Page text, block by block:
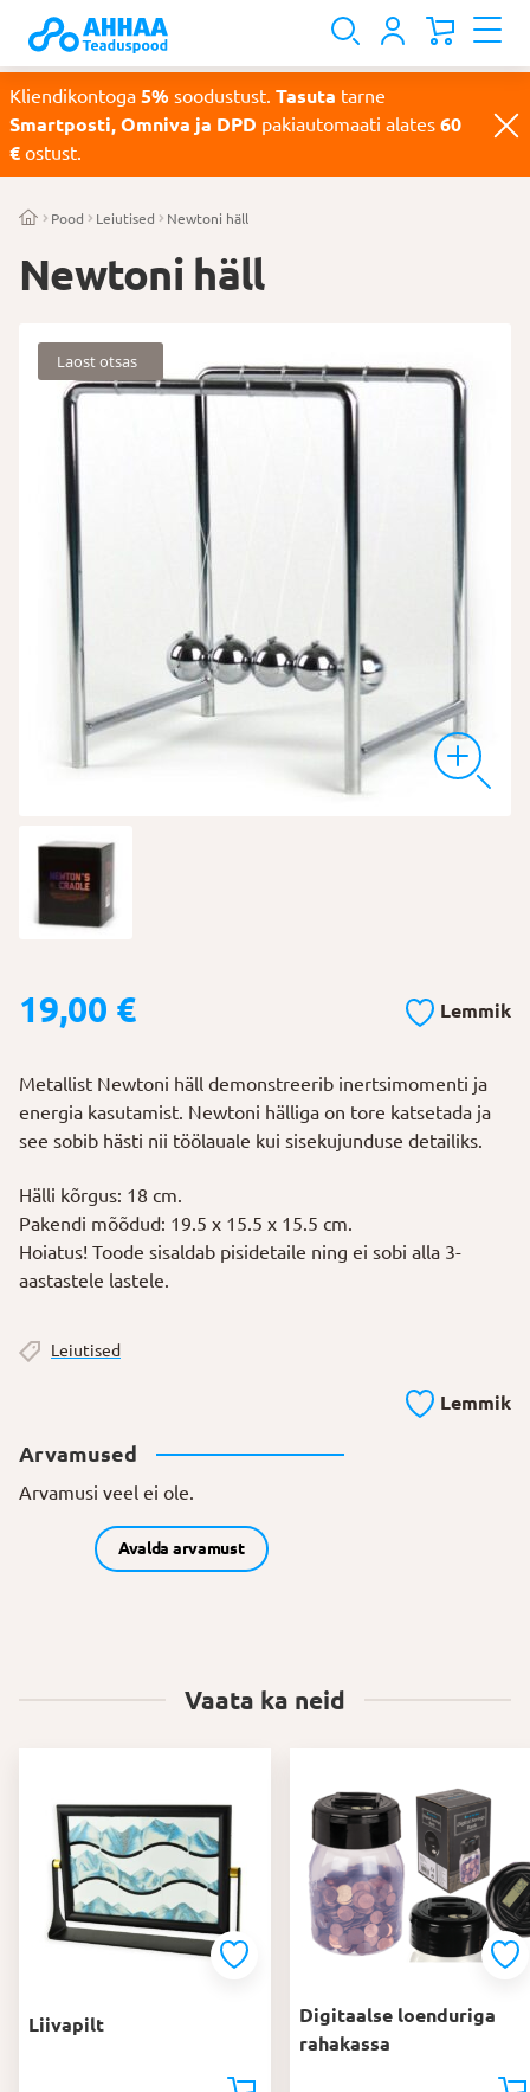
Kliendikontoga 5% soodustust. Tasuta tarne
Smartposti, Omniva ja DPD pakiautomaati alates 60
€ ostust.
Pood Leiutised Newtoni häll
Newtoni häll
Laost otsas
19,00 € Lemmik
Metallist Newtoni häll demonstreerib inertsimomenti ja
energia kasutamist. Newtoni hälliga on tore katsetada ja
see sobib hästi nii töölauale kui sisekujunduse detailiks.
Hälli kõrgus: 18 cm.
Pakendi mõõdud: 19.5 x 15.5 x 15.5 cm.
Hoiatus! Toode sisaldab pisidetaile ning ei sobi alla 3-
aastastele lastele.
Lemmik
Leiutised
Arvamused
Arvamusi veel ei ole.
Avalda arvamust
Vaata ka neid
Liivapilt
Digitaalse loenduriga
rahakassa